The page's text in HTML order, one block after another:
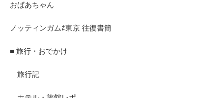
おばあちゃん
ノッティンガム⇄東京 往復書簡
■ 旅行・おでかけ
旅行記